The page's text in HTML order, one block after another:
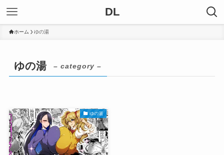
DL
ホーム ゆの湯
ゆの湯 – category –
ゆの湯